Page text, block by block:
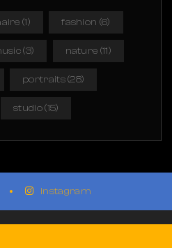
(1) fashion (6)
(3) nature (11)
portraits(28)
studio(15)
instagram